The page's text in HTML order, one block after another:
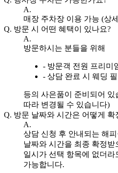
A.
매장 주차장 이용 가능 (상
Q. 방문 시 어떤 혜택이 있나요?
A.
방문하시는 분들을 위해
- 방문객 전원 프리미
- 상담 완료 시 웨딩
등의 사은품이 준비되어 있
따라 변경될 수 있습니다)
Q. 방문 날짜와 시간은 어떻게 확
A.
상담 신청 후 안내되는 해
날짜와 시간을 최종 확정
일시가 선택 항목에 없더
가능합니다.